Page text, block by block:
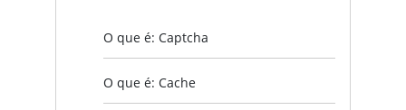
O que é: Captcha
O que é: Cache